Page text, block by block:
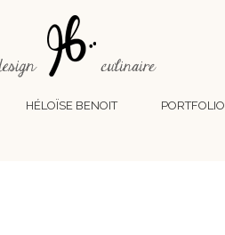
HÉLOÏSE BENOIT PORTFOLIO